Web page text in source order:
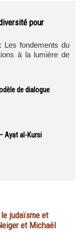
pour
Les fondements du
à la lumière de
de dialogue
Ayat al-Kursi
judaïsme et
et Michaël